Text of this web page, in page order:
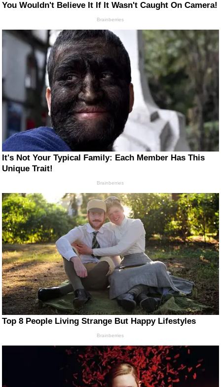
You Wouldn't Believe It If It Wasn't Caught On Camera!
Brainberries
It's Not Your Typical Family: Each Member Has This
Unique Trait!
Brainberries
Top 8 People Living Strange But Happy Lifestyles
Brainberries